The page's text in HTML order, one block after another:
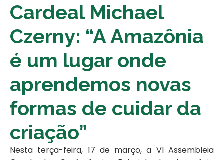
Cardeal Michael
Czerny: “A Amazônia
é um lugar onde
aprendemos novas
formas de cuidar da
criação”
Nesta terça-feira, 17 de março, a VI Assembleia